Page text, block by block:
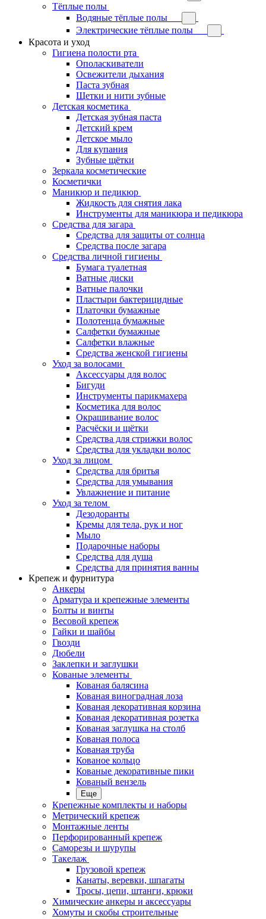
Тёплые полы
Водяные тёплые полы
Электрические тёплые полы
Красота и уход
Гигиена полости рта
Ополаскиватели
Освежители дыхания
Паста зубная
Щетки и нити зубные
Детская косметика
Детская зубная паста
Детский крем
Детское мыло
Для купания
Зубные щётки
Зеркала косметические
Косметички
Маникюр и педикюр
Жидкость для снятия лака
Инструменты для маникюра и педикюра
Средства для загара
Средства для защиты от солнца
Средства после загара
Средства личной гигиены
Бумага туалетная
Ватные диски
Ватные палочки
Пластыри бактерицидные
Платочки бумажные
Полотенца бумажные
Салфетки бумажные
Салфетки влажные
Средства женской гигиены
Уход за волосами
Аксессуары для волос
Бигуди
Инструменты парикмахера
Косметика для волос
Окрашивание волос
Расчёски и щётки
Средства для стрижки волос
Средства для укладки волос
Уход за лицом
Средства для бритья
Средства для умывания
Увлажнение и питание
Уход за телом
Дезодоранты
Кремы для тела, рук и ног
Мыло
Подарочные наборы
Средства для душа
Средства для принятия ванны
Крепеж и фурнитура
Анкеры
Арматура и крепежные элементы
Болты и винты
Весовой крепеж
Гайки и шайбы
Гвозди
Дюбели
Заклепки и заглушки
Кованые элементы
Кованая балясина
Кованая виноградная лоза
Кованая декоративная корзина
Кованая декоративная розетка
Кованая заглушка на столб
Кованая полоса
Кованая труба
Кованое кольцо
Кованые декоративные пики
Кованый вензель
Еще
Крепежные комплекты и наборы
Метрический крепеж
Монтажные ленты
Перфорированный крепеж
Саморезы и шурупы
Такелаж
Грузовой крепеж
Канаты, веревки, шпагаты
Тросы, цепи, штанги, крюки
Химические анкеры и аксессуары
Хомуты и скобы строительные